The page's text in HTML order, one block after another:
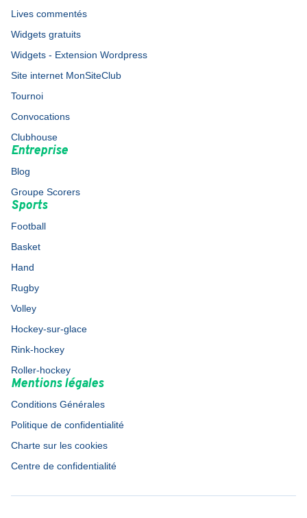
Lives commentés
Widgets gratuits
Widgets - Extension Wordpress
Site internet MonSiteClub
Tournoi
Convocations
Clubhouse
Entreprise
Blog
Groupe Scorers
Sports
Football
Basket
Hand
Rugby
Volley
Hockey-sur-glace
Rink-hockey
Roller-hockey
Mentions légales
Conditions Générales
Politique de confidentialité
Charte sur les cookies
Centre de confidentialité